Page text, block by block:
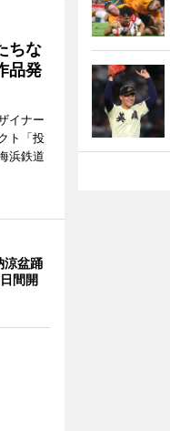
ちな
品発
イナー
ト「投
浜鉄道
涼盆踊
間開